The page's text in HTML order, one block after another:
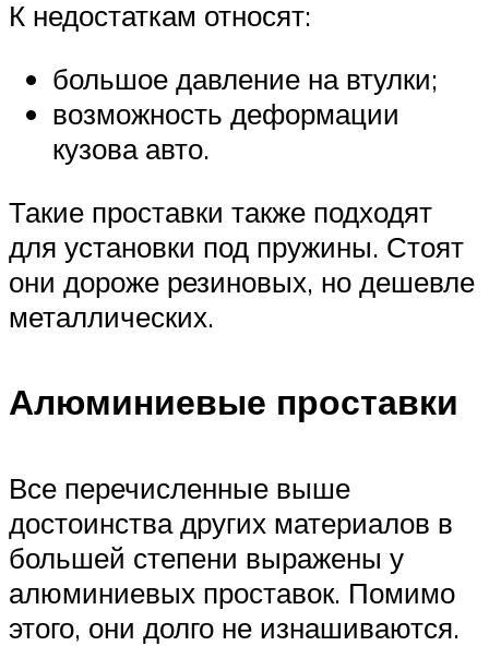
К недостаткам относят:
большое давление на втулки;
возможность деформации
кузова авто.
Такие проставки также подходят
для установки под пружины. Стоят
они дороже резиновых, но дешевле
металлических.
Алюминиевые проставки
Все перечисленные выше
достоинства других материалов в
большей степени выражены у
алюминиевых проставок. Помимо
этого, они долго не изнашиваются.